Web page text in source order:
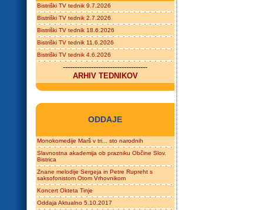
Bistriški TV tednik 9.7.2026
Bistriški TV tednik 2.7.2026
Bistriški TV tednik 18.6.2026
Bistriški TV tednik 11.6.2026
Bistriški TV tednik 4.6.2026
------------------------------------
ARHIV TEDNIKOV
ODDAJE
Monokomedije Marš v tri... sto narodnih
Slavnostna akademija ob prazniku Občine Slov.
Bistrica
Znane melodije Sergeja in Petre Rupreht s
saksofonistom Otom Vrhovnikom
Koncert Okteta Tinje
Oddaja Aktualno 5.10.2017